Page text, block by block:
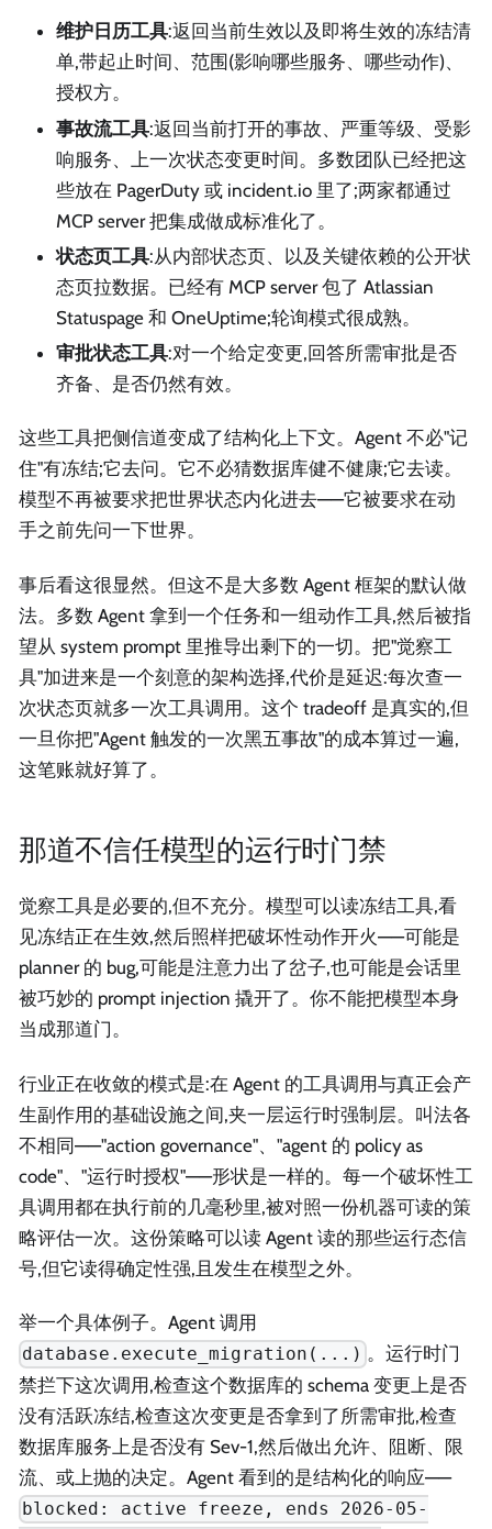
维护日历工具:返回当前生效以及即将生效的冻结清
单,带起止时间、范围(影响哪些服务、哪些动作)、
授权方。
事故流工具:返回当前打开的事故、严重等级、受影
响服务、上一次状态变更时间。多数团队已经把这
些放在 PagerDuty 或 incident.io 里了;两家都通过
MCP server 把集成做成标准化了。
状态页工具:从内部状态页、以及关键依赖的公开状
态页拉数据。已经有 MCP server 包了 Atlassian
Statuspage 和 OneUptime;轮询模式很成熟。
审批状态工具:对一个给定变更,回答所需审批是否
齐备、是否仍然有效。
这些工具把侧信道变成了结构化上下文。Agent 不必"记
住"有冻结;它去问。它不必猜数据库健不健康;它去读。
模型不再被要求把世界状态内化进去——它被要求在动
手之前先问一下世界。
事后看这很显然。但这不是大多数 Agent 框架的默认做
法。多数 Agent 拿到一个任务和一组动作工具,然后被指
望从 system prompt 里推导出剩下的一切。把"觉察工
具"加进来是一个刻意的架构选择,代价是延迟:每次查一
次状态页就多一次工具调用。这个 tradeoff 是真实的,但
一旦你把"Agent 触发的一次黑五事故"的成本算过一遍,
这笔账就好算了。
那道不信任模型的运行时门禁
觉察工具是必要的,但不充分。模型可以读冻结工具,看
见冻结正在生效,然后照样把破坏性动作开火——可能是
planner 的 bug,可能是注意力出了岔子,也可能是会话里
被巧妙的 prompt injection 撬开了。你不能把模型本身
当成那道门。
行业正在收敛的模式是:在 Agent 的工具调用与真正会产
生副作用的基础设施之间,夹一层运行时强制层。叫法各
不相同——"action governance"、"agent 的 policy as
code"、"运行时授权"——形状是一样的。每一个破坏性工
具调用都在执行前的几毫秒里,被对照一份机器可读的策
略评估一次。这份策略可以读 Agent 读的那些运行态信
号,但它读得确定性强,且发生在模型之外。
举一个具体例子。Agent 调用
database.execute_migration(...) 。运行时门
禁拦下这次调用,检查这个数据库的 schema 变更上是否
没有活跃冻结,检查这次变更是否拿到了所需审批,检查
数据库服务上是否没有 Sev-1,然后做出允许、阻断、限
流、或上抛的决定。Agent 看到的是结构化的响应——
blocked: active freeze, ends 2026-05-